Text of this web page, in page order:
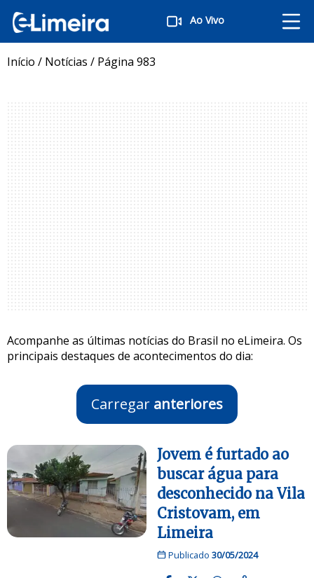
Ao Vivo
Início / Notícias / Página 983
Acompanhe as últimas notícias do Brasil no eLimeira. Os
principais destaques de acontecimentos do dia:
Carregar anteriores
Jovem é furtado ao
buscar água para
desconhecido na Vila
Cristovam, em
Limeira
Publicado 30/05/2024